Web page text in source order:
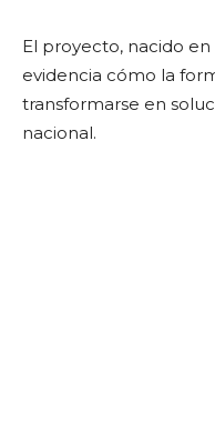
El proyecto, nacido
evidencia cómo la
transformarse en
nacional.